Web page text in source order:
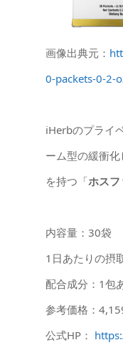
画像出典元：
0-packets-0-2-
iHerbのプライ
ーム型の緩衝化
を持つ「ホス
内容量：30袋
1日あたりの摂
配合成分：1包
参考価格：
公式HP：